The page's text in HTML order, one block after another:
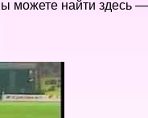
можете найти